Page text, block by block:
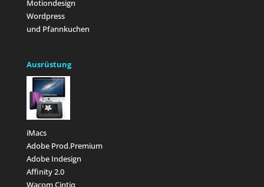
Motiondesign
Wordpress
und Pfannkuchen
Ausrüstung
iMacs
Adobe Prod.Premium
Adobe Indesign
Affinity 2.0
Wacom Cintiq